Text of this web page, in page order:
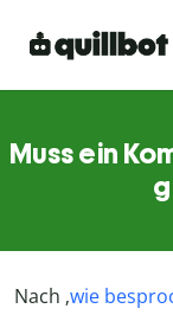
Muss ein
Nach ‚wie